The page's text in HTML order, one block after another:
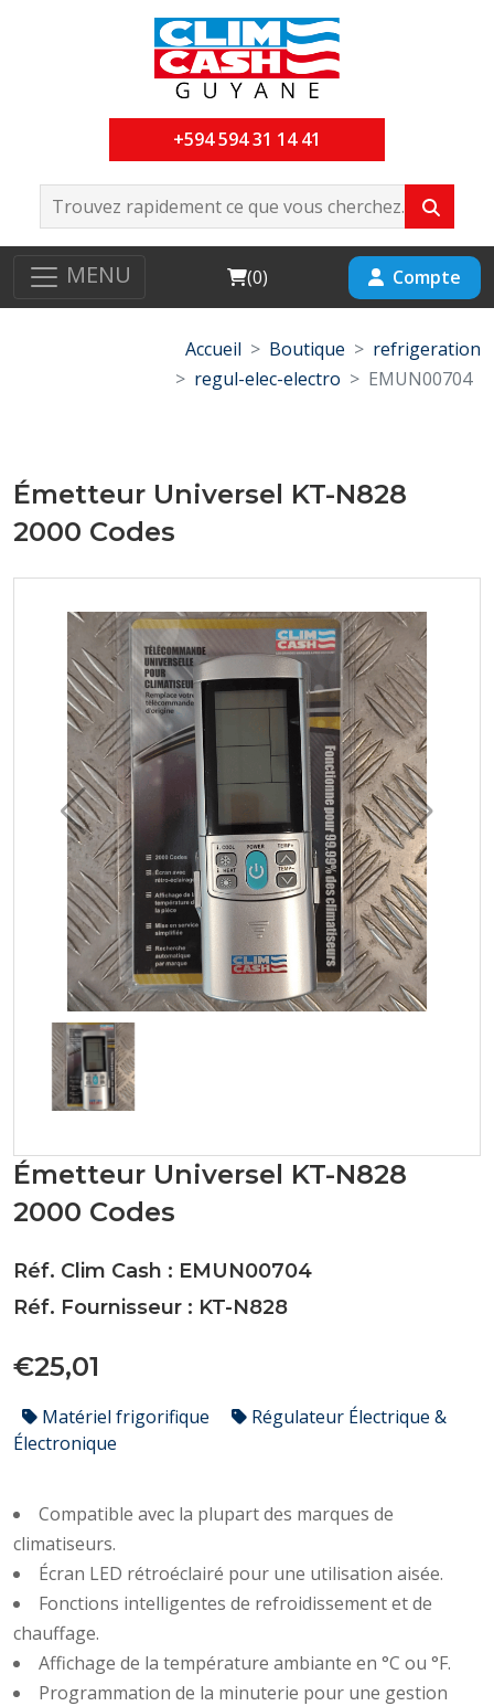
+594 594 31 14 41
MENU Cart
(0) Compte
Accueil Boutique
refrigeration
regul-elec-electro
EMUN00704
Émetteur Universel KT-N828
2000 Codes
Émetteur Universel KT-N828
2000 Codes
Réf. Clim Cash : EMUN00704
Réf. Fournisseur : KT-N828
€25,01
Matériel frigorifique
Régulateur Électrique &
Électronique
Compatible avec la plupart des marques de
climatiseurs.​
Écran LED rétroéclairé pour une utilisation aisée.​
Fonctions intelligentes de refroidissement et de
chauffage.​
Affichage de la température ambiante en °C ou °F.​
Programmation de la minuterie pour une gestion